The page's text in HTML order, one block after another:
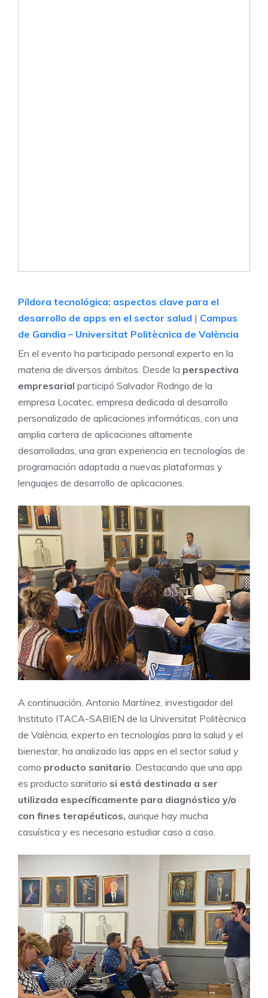
Píldora tecnológica: aspectos clave para el
desarrollo de apps en el sector salud | Campus
de Gandia – Universitat Politècnica de València
En el evento ha participado personal experto en la
materia de diversos ámbitos. Desde la perspectiva
empresarial participó Salvador Rodrigo de la
empresa Locatec, empresa dedicada al desarrollo
personalizado de aplicaciones informáticas, con una
amplia cartera de aplicaciones altamente
desarrolladas, una gran experiencia en tecnologías de
programación adaptada a nuevas plataformas y
lenguajes de desarrollo de aplicaciones.
A continuación, Antonio Martínez, investigador del
Instituto ITACA-SABIEN de la Universitat Politècnica
de València, experto en tecnologías para la salud y el
bienestar, ha analizado las apps en el sector salud y
como producto sanitario . Destacando que una app
es producto sanitario si está destinada a ser
utilizada específicamente para diagnóstico y/o
con fines terapéuticos, aunque hay mucha
casuística y es necesario estudiar caso a caso.